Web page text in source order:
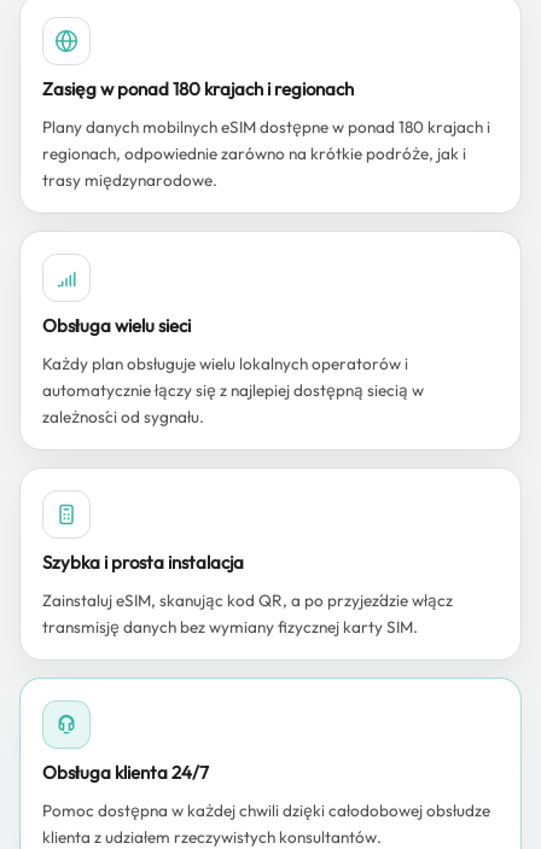
Zasięg w ponad 180 krajach i regionach
Plany danych mobilnych eSIM dostępne w ponad 180 krajach i
regionach, odpowiednie zarówno na krótkie podróże, jak i
trasy międzynarodowe.
Obsługa wielu sieci
Każdy plan obsługuje wielu lokalnych operatorów i
automatycznie łączy się z najlepiej dostępną siecią w
zależności od sygnału.
Szybka i prosta instalacja
Zainstaluj eSIM, skanując kod QR, a po przyjeździe włącz
transmisję danych bez wymiany fizycznej karty SIM.
Obsługa klienta 24/7
Pomoc dostępna w każdej chwili dzięki całodobowej obsłudze
klienta z udziałem rzeczywistych konsultantów.